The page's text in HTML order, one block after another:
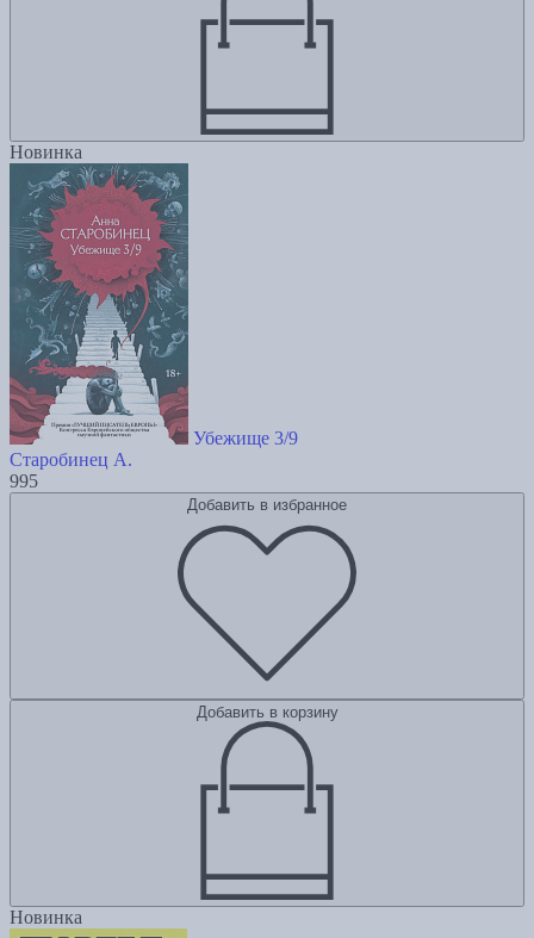
Новинка
Убежище 3/9
Старобинец А.
995
Добавить в избранное
Добавить в корзину
Новинка